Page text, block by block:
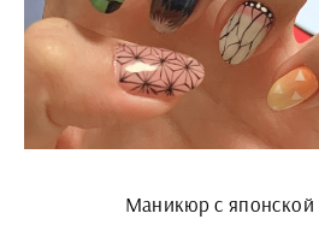
Маникюр с японской